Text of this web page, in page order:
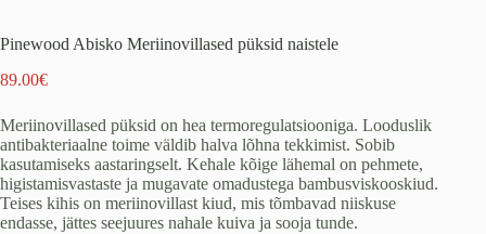
Pinewood Abisko Meriinovillased püksid naistele
89.00€
Meriinovillased püksid on hea termoregulatsiooniga. Looduslik
antibakteriaalne toime väldib halva lõhna tekkimist. Sobib
kasutamiseks aastaringselt. Kehale kõige lähemal on pehmete,
higistamisvastaste ja mugavate omadustega bambusviskooskiud.
Teises kihis on meriinovillast kiud, mis tõmbavad niiskuse
endasse, jättes seejuures nahale kuiva ja sooja tunde.